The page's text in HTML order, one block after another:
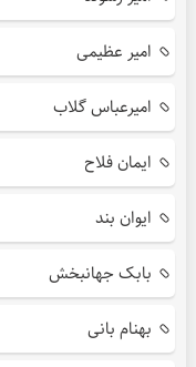
امیر عظیمی
امیرعباس گلاب
ایمان فلاح
ایوان بند
بابک جهانبخش
بهنام بانی